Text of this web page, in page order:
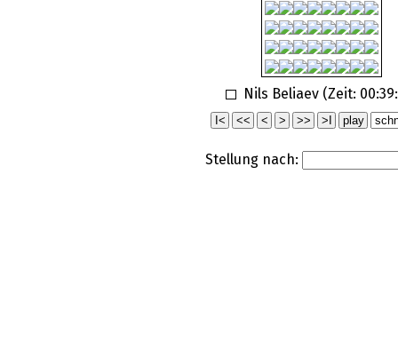
Nils Beliaev (Zeit:
Stellung nach: